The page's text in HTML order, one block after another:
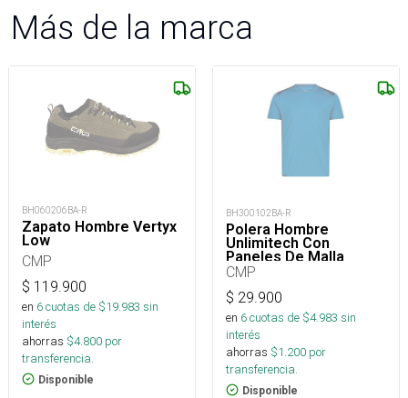
Más de la marca
BH060206BA-R
Zapato Hombre Vertyx
Low
CMP
$ 119.900
en 6cuotas de $19.983 sin
interés
ahorras $4.800 por
transferencia.
Disponible
BH300102BA-R
Polera Hombre
Unlimitech Con
Paneles De Malla
CMP
$ 29.900
en 6cuotas de $4.983 sin
interés
ahorras $1.200 por
transferencia.
Disponible